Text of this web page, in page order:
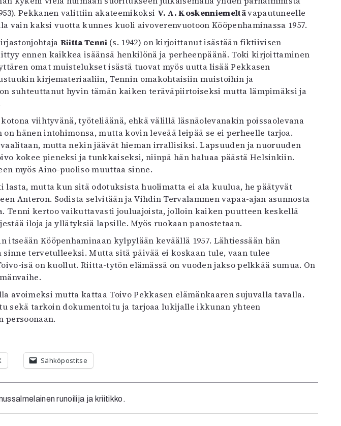
Pekkanen valittiin akateemikoksi V. A. Koskenniemeltävapautuneelle
vain kaksi vuotta kunnes kuoli aivoverenvuotoon Kööpenhaminassa 1957.
Riitta Tenni (s. 1942) on kirjoittanut isästään fiktiivisen
ennen kaikkea isäänsä henkilönä ja perheenpäänä. Toki kirjoittaminen
omat muistelukset isästä tuovat myös uutta lisää Pekkasen
kirjemateriaaliin, Tennin omakohtaisiin muistoihin ja
suhteuttanut hyvin tämän kaiken teräväpiirtoiseksi mutta lämpimäksi ja
viihtyvänä, työteliäänä, ehkä välillä läsnäolevanakin poissaolevana
hänen intohimonsa, mutta kovin leveää leipää se ei perheelle tarjoa.
mutta nekin jäävät hieman irrallisiksi. Lapsuuden ja nuoruuden
kokee pieneksi ja tunkkaiseksi, niinpä hän haluaa päästä Helsinkiin.
myös Aino-puoliso muuttaa sinne.
lasta, mutta kun sitä odotuksista huolimatta ei ala kuulua, he päätyvät
Anteron. Sodista selvitään ja Vihdin Tervalammen vapaa-ajan asunnosta
Tenni kertoo vaikuttavasti jouluajoista, jolloin kaiken puutteen keskellä
iloja ja yllätyksiä lapsille. Myös ruokaan panostetaan.
itseään Kööpenhaminaan kylpylään keväällä 1957. Lähtiessään hän
tervetulleeksi. Mutta sitä päivää ei koskaan tule, vaan tulee
isä on kuollut. Riitta-tytön elämässä on vuoden jakso pelkkää sumua. On
avoimeksi mutta kattaa Toivo Pekkasen elämänkaaren sujuvalla tavalla.
sekä tarkoin dokumentoitu ja tarjoaa lukijalle ikkunan yhteen
persoonaan.
Sähköpostitse
runoilija ja kriitikko.